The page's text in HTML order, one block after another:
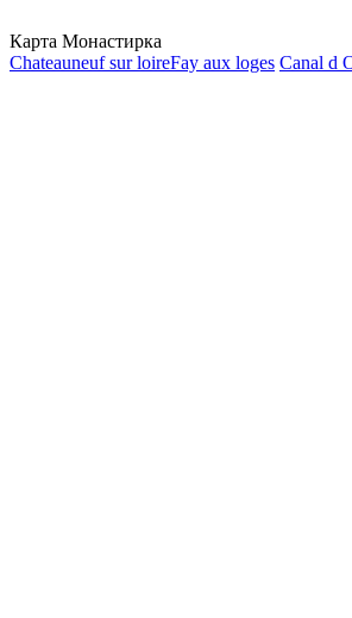
Карта Монастирка
Chateauneuf sur loireFay aux loges Canal d